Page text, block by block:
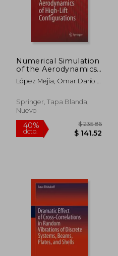
45%
dcto. $ 73.53
Numerical Simulation
of the Aerodynamics
of High-Lift
Configurations (en
López Mejia, Omar Darío ;
Springer, Tapa Blanda,
Nuevo